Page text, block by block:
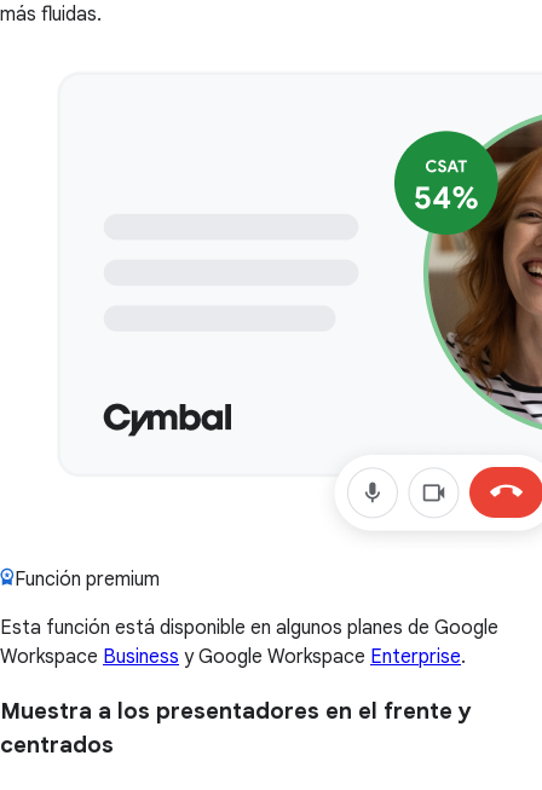
más fluidas.
Función premium
Esta función está disponible en algunos planes de Google
Workspace Business y Google Workspace Enterprise.
Muestra a los presentadores en el frente y
centrados